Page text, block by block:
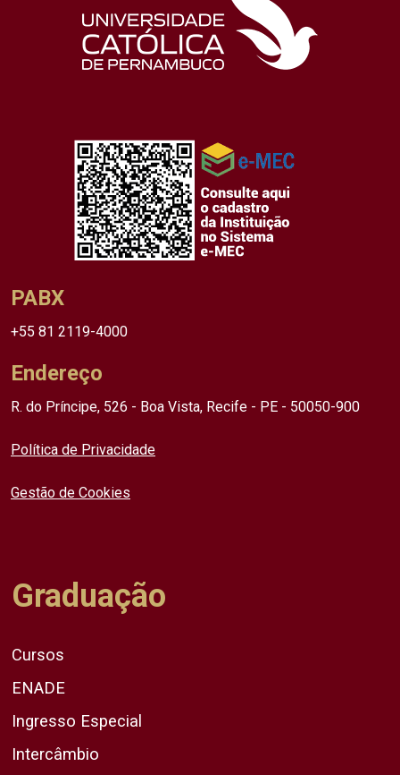
PABX
+55 81 2119-4000
Endereço
R. do Príncipe, 526 - Boa Vista, Recife - PE - 50050-900
Política de Privacidade
Gestão de Cookies
Graduação
Cursos
ENADE
Ingresso Especial
Intercâmbio